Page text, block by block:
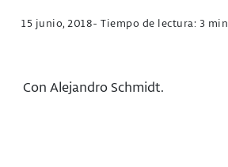
15 junio, 2018- Tiempo de lectura: 3 min
Con Alejandro Schmidt.